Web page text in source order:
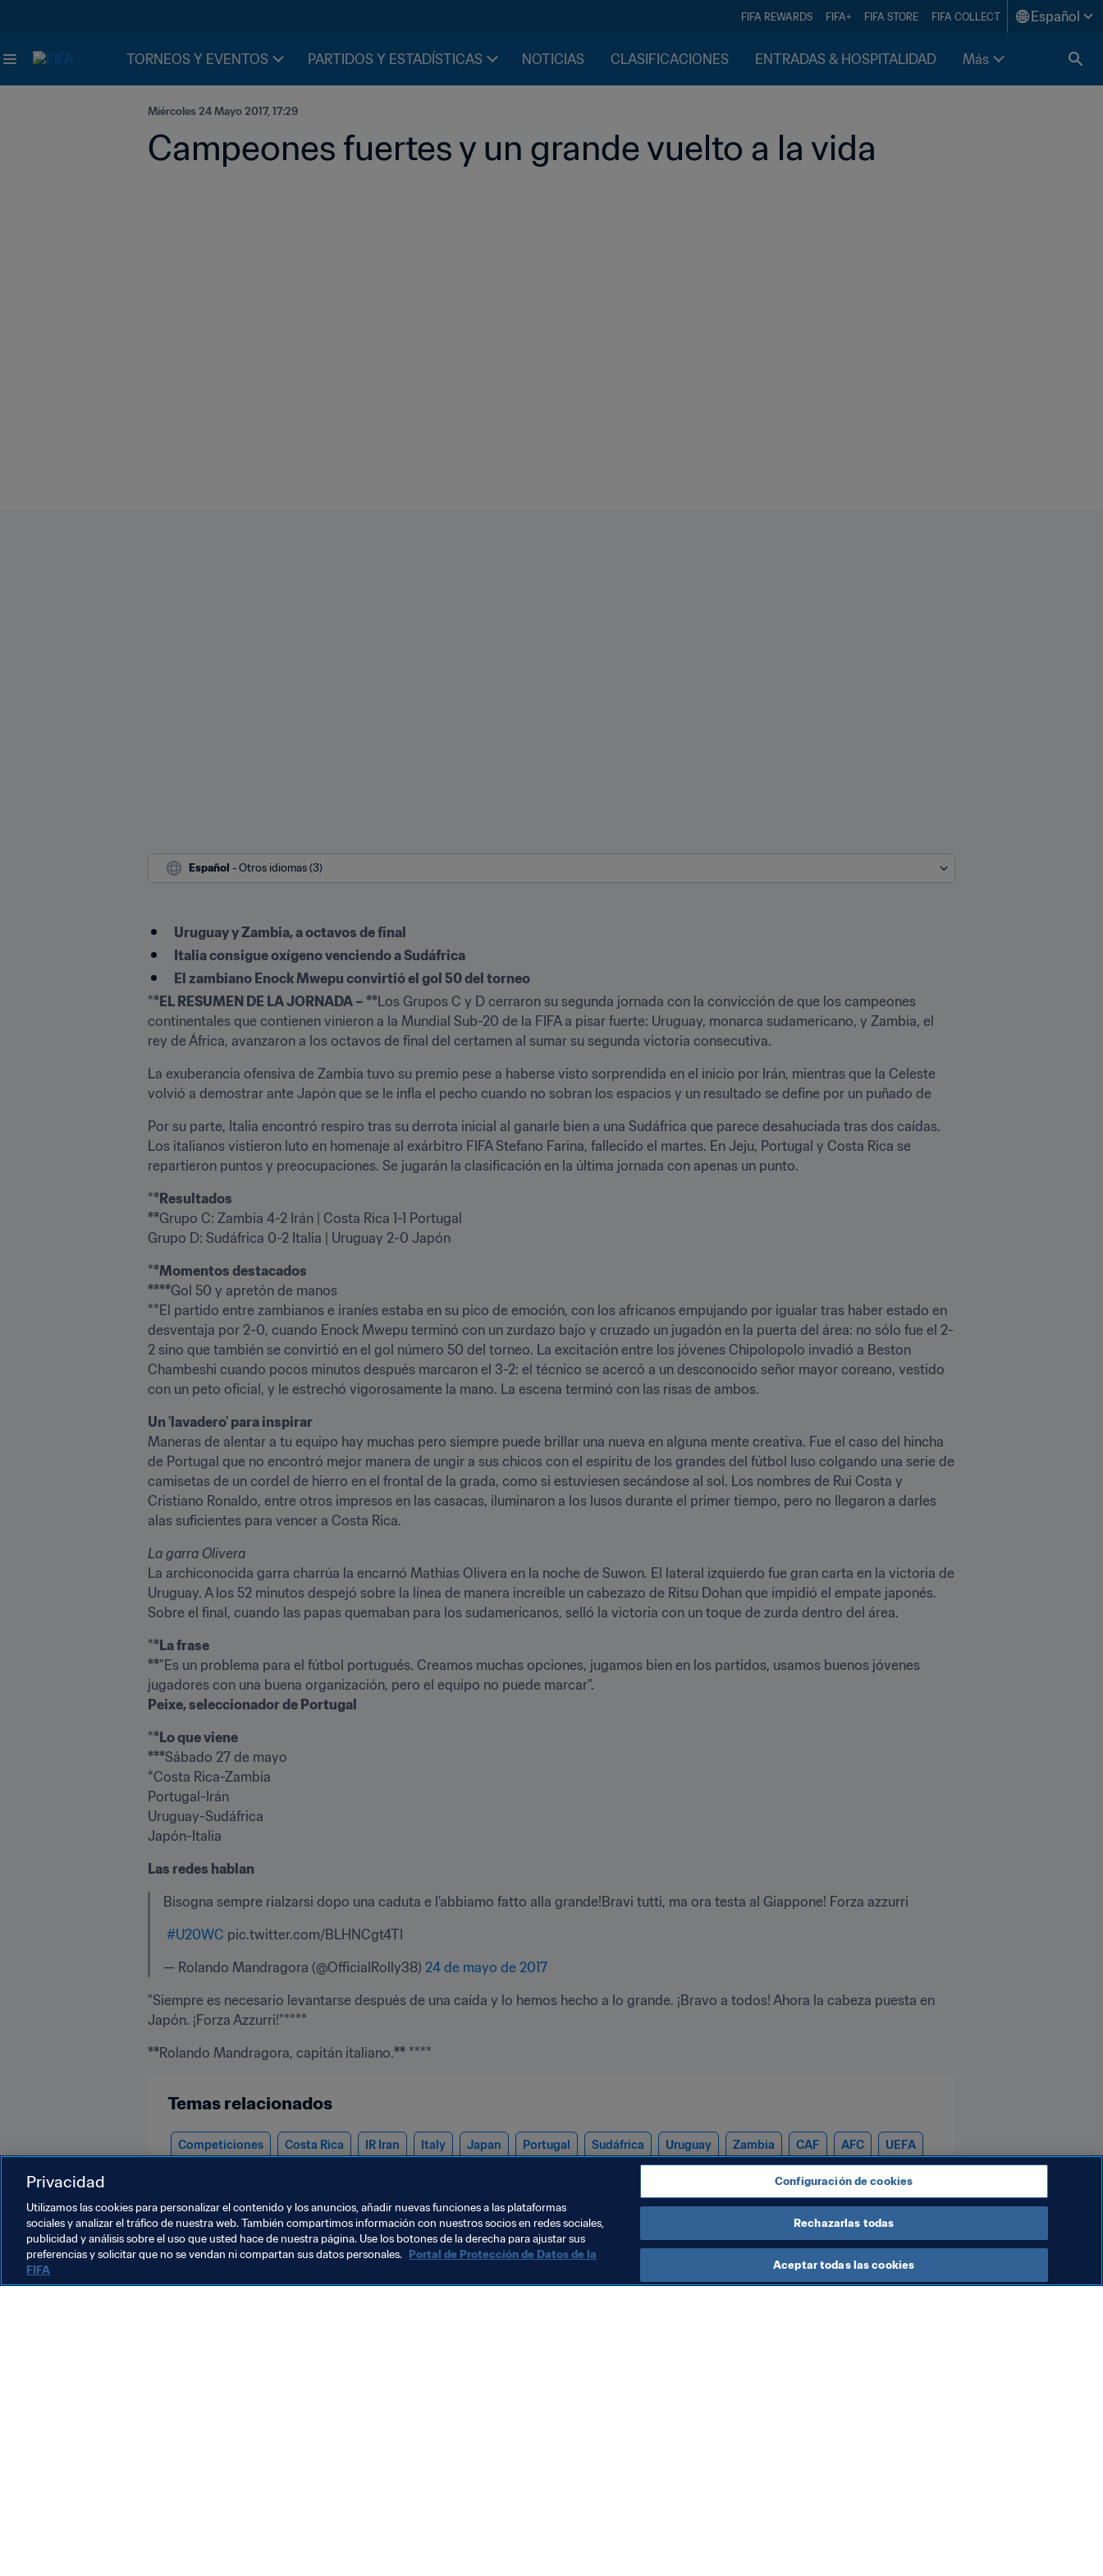
FIFA REWARDS FIFA+ FIFA STORE FIFA COLLECT Español
TORNEOS Y EVENTOS PARTIDOS Y ESTADÍSTICAS NOTICIAS CLASIFICACIONES ENTRADAS & HOSPITALIDAD Más
Miércoles 24 Mayo 2017, 17:29
Campeones fuertes y un grande vuelto a la vida
Español - Otros idiomas (3)
Uruguay y Zambia, a octavos de final
Italia consigue oxígeno venciendo a Sudáfrica
El zambiano Enock Mwepu convirtió el gol 50 del torneo
**EL RESUMEN DE LA JORNADA – **Los Grupos C y D cerraron su segunda jornada con la convicción de que los campeones
continentales que contienen vinieron a la Mundial Sub-20 de la FIFA a pisar fuerte: Uruguay, monarca sudamericano, y Zambia, el
rey de África, avanzaron a los octavos de final del certamen al sumar su segunda victoria consecutiva.
La exuberancia ofensiva de Zambia tuvo su premio pese a haberse visto sorprendida en el inicio por Irán, mientras que la Celeste
volvió a demostrar ante Japón que se le infla el pecho cuando no sobran los espacios y un resultado se define por un puñado de
Por su parte, Italia encontró respiro tras su derrota inicial al ganarle bien a una Sudáfrica que parece desahuciada tras dos caídas.
Los italianos vistieron luto en homenaje al exárbitro FIFA Stefano Farina, fallecido el martes. En Jeju, Portugal y Costa Rica se
repartieron puntos y preocupaciones. Se jugarán la clasificación en la última jornada con apenas un punto.
**Resultados
**Grupo C: Zambia 4-2 Irán | Costa Rica 1-1 Portugal
Grupo D: Sudáfrica 0-2 Italia | Uruguay 2-0 Japón
**Momentos destacados
****Gol 50 y apretón de manos
**El partido entre zambianos e iraníes estaba en su pico de emoción, con los africanos empujando por igualar tras haber estado en
desventaja por 2-0, cuando Enock Mwepu terminó con un zurdazo bajo y cruzado un jugadón en la puerta del área: no sólo fue el 2-
2 sino que también se convirtió en el gol número 50 del torneo. La excitación entre los jóvenes Chipolopolo invadió a Beston
Chambeshi cuando pocos minutos después marcaron el 3-2: el técnico se acercó a un desconocido señor mayor coreano, vestido
con un peto oficial, y le estrechó vigorosamente la mano. La escena terminó con las risas de ambos.
Maneras de alentar a tu equipo hay muchas pero siempre puede brillar una nueva en alguna mente creativa. Fue el caso del hincha
de Portugal que no encontró mejor manera de ungir a sus chicos con el espíritu de los grandes del fútbol luso colgando una serie de
camisetas de un cordel de hierro en el frontal de la grada, como si estuviesen secándose al sol. Los nombres de Rui Costa y
Cristiano Ronaldo, entre otros impresos en las casacas, iluminaron a los lusos durante el primer tiempo, pero no llegaron a darles
alas suficientes para vencer a Costa Rica.
La garra Olivera
La archiconocida garra charrúa la encarnó Mathias Olivera en la noche de Suwon. El lateral izquierdo fue gran carta en la victoria de
Uruguay. A los 52 minutos despejó sobre la línea de manera increíble un cabezazo de Ritsu Dohan que impidió el empate japonés.
Sobre el final, cuando las papas quemaban para los sudamericanos, selló la victoria con un toque de zurda dentro del área.
**La frase
**"Es un problema para el fútbol portugués. Creamos muchas opciones, jugamos bien en los partidos, usamos buenos jóvenes
Peixe, seleccionador de Portugal
**Lo que viene
***Sábado 27 de mayo
*Costa Rica-Zambia
Portugal-Irán
Uruguay-Sudáfrica
Japón-Italia
Las redes hablan
Bisogna sempre rialzarsi dopo una caduta e l'abbiamo fatto alla grande!Bravi tutti, ma ora testa al Giappone! Forza azzurri
#U20WC pic.twitter.com/BLHNCgt4TI
— Rolando Mandragora (@OfficialRolly38) 24 de mayo de 2017
"Siempre es necesario levantarse después de una caída y lo hemos hecho a lo grande. ¡Bravo a todos! Ahora la cabeza puesta en
Japón. ¡Forza Azzurri!"****
**Rolando Mandragora, capitán italiano.** ****
Temas relacionados
Competiciones Costa Rica IR Iran Italy Japan Portugal Sudáfrica Uruguay Zambia CAF AFC UEFA
Privacidad
Utilizamos las cookies para personalizar el contenido y los anuncios, añadir nuevas funciones a las plataformas
sociales y analizar el tráfico de nuestra web. También compartimos información con nuestros socios en redes sociales,
publicidad y análisis sobre el uso que usted hace de nuestra página. Use los botones de la derecha para ajustar sus
preferencias y solicitar que no se vendan ni compartan sus datos personales. Portal de Protección de Datos de la
FIFA
Configuración de cookies
Rechazarlas todas
Aceptar todas las cookies